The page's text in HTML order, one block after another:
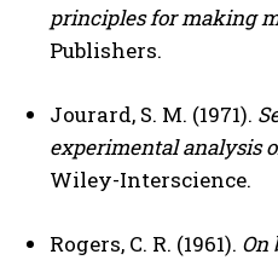
principles for making
Publishers.
Jourard, S. M. (1971).
experimental analysis
Wiley-Interscience.
Rogers, C. R. (1961). On